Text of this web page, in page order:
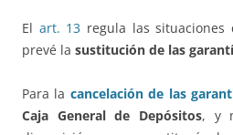
El art. 13 regula las
prevé la sustitución de las
Para la cancelación de las
Caja General de Depósitos, y